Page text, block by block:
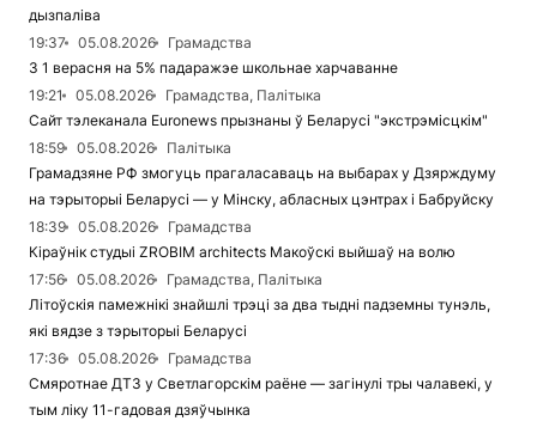
дызпаліва
19:37
05.08.2026
Грамадства
З 1 верасня на 5% падаражэе школьнае харчаванне
19:21
05.08.2026
Грамадства, Палітыка
Сайт тэлеканала Euronews прызнаны ў Беларусі "экстрэмісцкім"
18:59
05.08.2026
Палітыка
Грамадзяне РФ змогуць прагаласаваць на выбарах у Дзярждуму
на тэрыторыі Беларусі — у Мінску, абласных цэнтрах і Бабруйску
18:39
05.08.2026
Грамадства
Кіраўнік студыі ZROBIM architects Макоўскі выйшаў на волю
17:56
05.08.2026
Грамадства, Палітыка
Літоўскія памежнікі знайшлі трэці за два тыдні падземны тунэль,
які вядзе з тэрыторыі Беларусі
17:36
05.08.2026
Грамадства
Смяротнае ДТЗ у Светлагорскім раёне — загінулі тры чалавекі, у
тым ліку 11-гадовая дзяўчынка